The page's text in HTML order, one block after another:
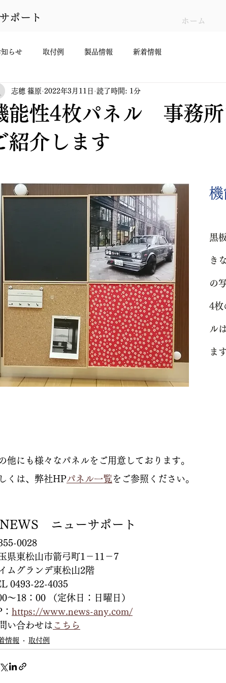
ポート ホーム
知らせ 取付例 製品情報 新着情報
能性4枚パネル 事務所
紹介します
志穂 篠原 2022年3月11日 読了時間: 1分
機
黒
き
の
4枚
ル
ま
他にも様々なパネルをご用意しております。
くは、弊社HPパネル一覧 をご参照ください。
NEWS　ニューサポート
0028
県東松山市箭弓町1－11－7
ムグランデ東松山2階
0493-22-4035
～18：00 （定休日：日曜日）
https://www.news-any.com/
い合わせは こちら
情報 取付例